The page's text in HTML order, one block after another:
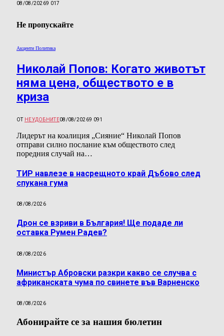
08/08/20269 017
Не пропускайте
Акценти Политика
Николай Попов: Когато животът
няма цена, обществото е в
криза
ОТ НЕУДОБНИТЕ08/08/20269 091
Лидерът на коалиция „Сияние“ Николай Попов
отправи силно послание към обществото след
поредния случай на…
ТИР навлезе в насрещното край Дъбово след
спукана гума
08/08/2026
Дрон се взриви в България! Ще подаде ли
оставка Румен Радев?
08/08/2026
Министър Абровски разкри какво се случва с
африканската чума по свинете във Варненско
08/08/2026
Абонирайте се за нашия бюлетин